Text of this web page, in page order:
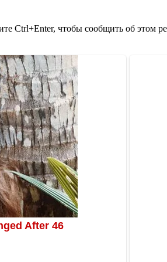
Ctrl+Enter, чтобы сообщить об этом